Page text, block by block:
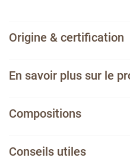
Origine & certification
En savoir plus sur le
Compositions
Conseils utiles